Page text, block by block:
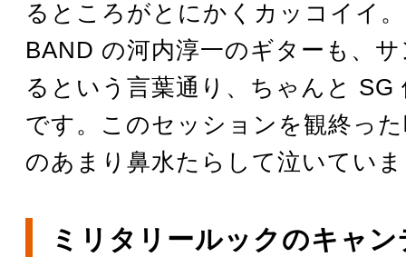
るところがとにかくカッコイイ
BAND の河内淳一のギターも、
るという言葉通り、ちゃんと SG
です。このセッションを観終っ
のあまり鼻水たらして泣いてい
ミリタリールックのキャ